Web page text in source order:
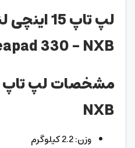
لپ تاپ 15
330 – NXB
NXB
وزن: 2.2 کیلوگرم